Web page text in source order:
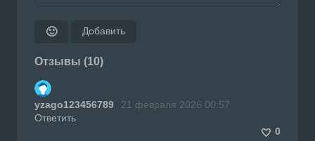
🙂 Добавить
Отзывы (10)
yzago123456789
21 февраля 2026 00:57
Ответить
0